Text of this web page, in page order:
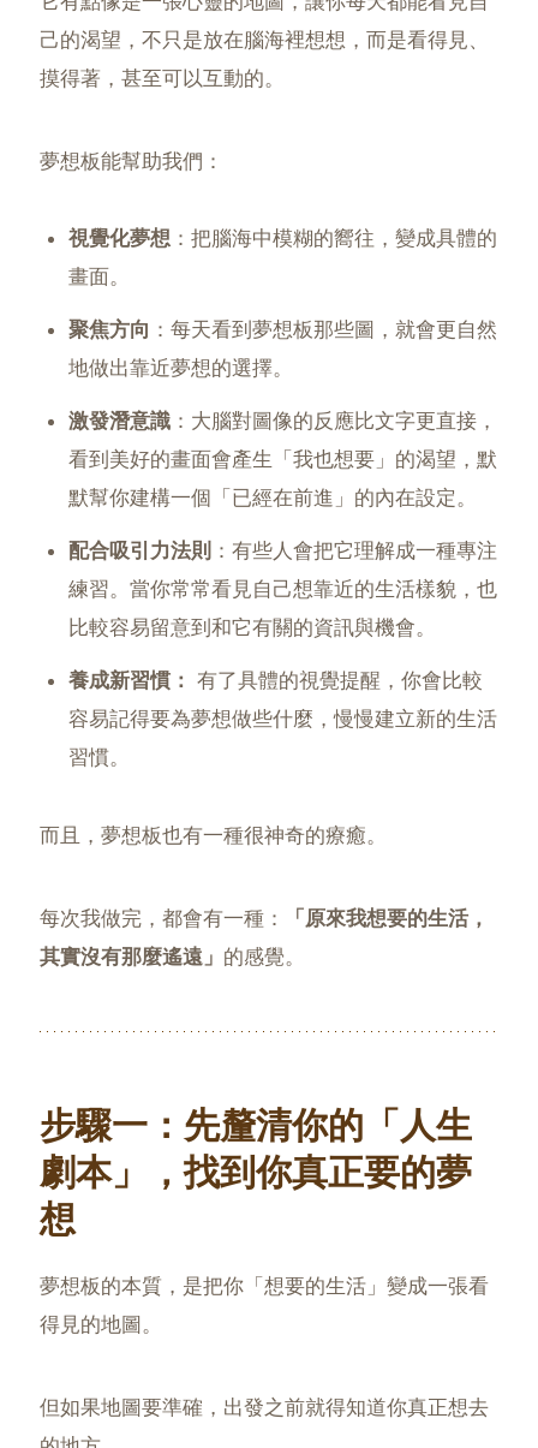
己的渴望，不只是放在腦海裡想想，而是看得見、
摸得著，甚至可以互動的。
夢想板能幫助我們：
視覺化夢想：把腦海中模糊的嚮往，變成具體的
畫面。
聚焦方向 ：每天看到夢想板那些圖，就會更自然
地做出靠近夢想的選擇。
激發潛意識：大腦對圖像的反應比文字更直接，
看到美好的畫面會產生「我也想要」的渴望，默
默幫你建構一個「已經在前進」的內在設定。
配合吸引力法則 ：有些人會把它理解成一種專注
練習。當你常常看見自己想靠近的生活樣貌，也
比較容易留意到和它有關的資訊與機會。
養成新習慣： 有了具體的視覺提醒，你會比較
容易記得要為夢想做些什麼，慢慢建立新的生活
習慣。
而且，夢想板也有一種很神奇的療癒。
每次我做完，都會有一種：
「原來我想要的生活，
其實沒有那麼遙遠」 的感覺。
步驟一：先釐清你的「人生
劇本」，找到你真正要的夢
想
夢想板的本質，是把你「想要的生活」變成一張看
得見的地圖。
但如果地圖要準確，出發之前就得知道你真正想去